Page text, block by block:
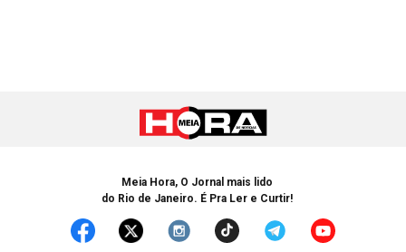
Meia Hora, O Jornal mais lido
do Rio de Janeiro. É Pra Ler e Curtir!